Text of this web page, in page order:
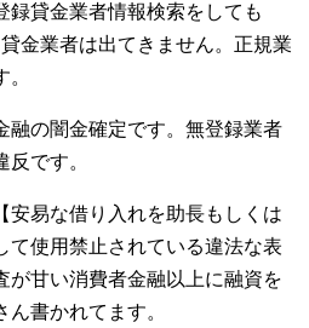
録貸金業者情報検索をしても
金業者は出てきません。正規業
融の闇金確定です。無登録業者
です。
安易な借り入れを助長もしくは
て使用禁止されている違法な表
が甘い消費者金融以上に融資を
書かれてます。